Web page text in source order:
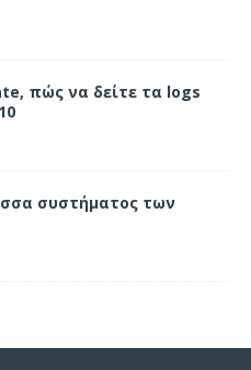
πώς να δείτε τα logs
συστήματος των